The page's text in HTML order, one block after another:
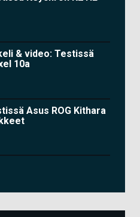
& video: Testissä
10a
Asus ROG Kithara